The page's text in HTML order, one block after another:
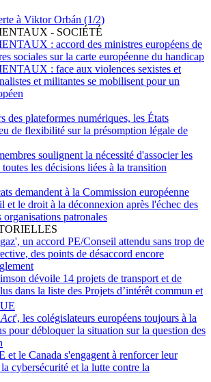
à Viktor Orbán (1/2)
- SOCIÉTÉ
: accord des ministres européens de
sociales sur la carte européenne du handicap
: face aux violences sexistes et
et militantes se mobilisent pour un
des plateformes numériques, les États
de flexibilité sur la présomption légale de
soulignent la nécessité d'associer les
les décisions liées à la transition
demandent à la Commission européenne
et le droit à la déconnexion après l'échec des
patronales
un accord PE/Conseil attendu sans trop de
des points de désaccord encore
dévoile 14 projets de transport et de
dans la liste des Projets d’intérêt commun et
', les colégislateurs européens toujours à la
pour débloquer la situation sur la question des
et le Canada s'engagent à renforcer leur
cybersécurité et la lutte contre la